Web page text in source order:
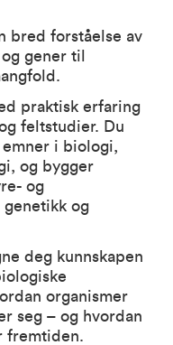
bred forståelse av
gener til
praktisk erfaring
feltstudier. Du
i biologi,
og bygger
og
og
deg kunnskapen
organismer
seg – og hvordan
fremtiden.